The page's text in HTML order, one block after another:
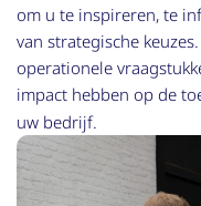
om u te inspireren, te
van strategische
operationele
impact hebben op de
uw bedrijf.